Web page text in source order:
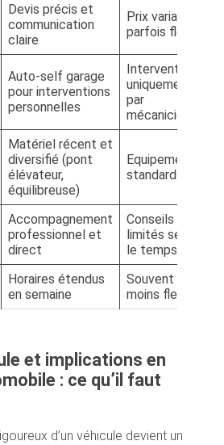
Devis précis et
communication
claire
Prix variable,
parfois flou
Auto-self garage
pour interventions
personnelles
Interventions
uniquement
par
mécaniciens
Matériel récent et
diversifié (pont
élévateur,
équilibreuse)
Equipements
standards
Accompagnement
professionnel et
direct
Conseils
limités selon
le temps
Horaires étendus
en semaine
Souvent
moins flexible
et implications en
: ce qu’il faut
d’un véhicule devient un